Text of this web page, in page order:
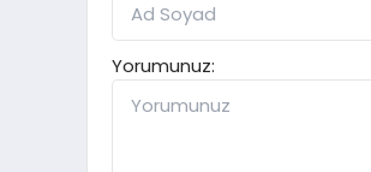
Yorumunuz: